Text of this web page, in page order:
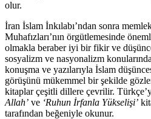
olur.
İran İslam İnkılabı’ndan sonra
Muhafızları’nın örgütlemesinde
olmakla beraber iyi bir fikir ve
sosyalizm ve nasyonalizm
konuşma ve yazılarıyla İslam
görüşünü mükemmel bir şekilde
kitaplar çeşitli dillere çevrilir.
Allah’ ve ‘Ruhun İrfanla Yükselişi’
tarafından beğeniyle okunur.